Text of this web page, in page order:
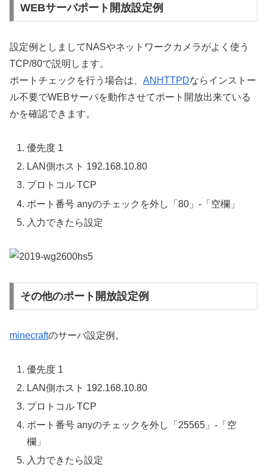
WEBサーバポート開放設定例
設定例としましてNASやネットワークカメラがよく使う
TCP/80で説明します。
ポートチェックを行う場合は、 ANHTTPDならインストー
ル不要でWEBサーバを動作させてポート開放出来ている
かを確認できます。
優先度 1
LAN側ホスト 192.168.10.80
プロトコル TCP
ポート番号 anyのチェックを外し「80」-「空欄」
入力できたら設定
その他のポート開放設定例
minecraftのサーバ設定例。
優先度 1
LAN側ホスト 192.168.10.80
プロトコル TCP
ポート番号 anyのチェックを外し「25565」-「空
欄」
入力できたら設定